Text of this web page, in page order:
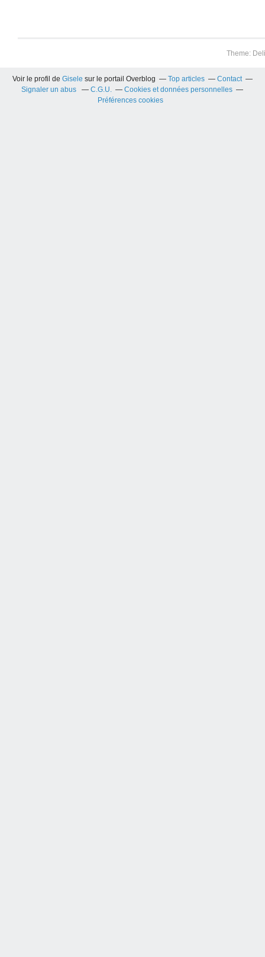
Theme:
Voir le profil de Gisele sur le portail Overblog Top articles
Contact
Signaler un abus
C.G.U.
Cookies et données personnelles
Préférences cookies